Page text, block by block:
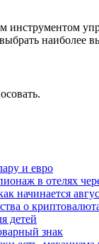
наиболее
и евро
в отелях
начинается
о
детей
знак